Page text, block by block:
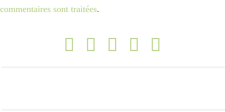
commentaires sont traitées.